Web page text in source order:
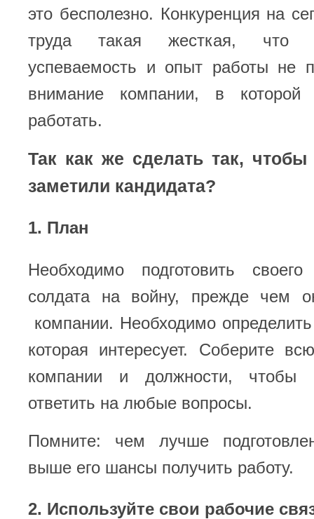
это бесполезно. Конкуренция на
труда такая жесткая, что
успеваемость и опыт работы не
внимание компании, в
работать.
Так как же сделать так,
заметили кандидата?
1. План
Необходимо подготовить
солдата на войну, прежде чем
компании. Необходимо
которая интересует. Соберите
компании и должности, чтобы
ответить на любые вопросы.
Помните: чем лучше
выше его шансы получить работу.
2. Используйте свои рабочие